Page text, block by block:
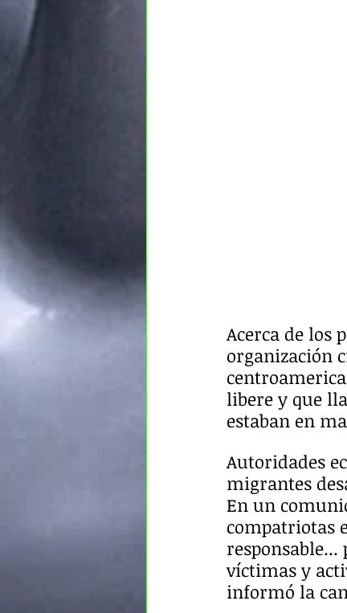
Acerca de los
organización
libere y que
estaban en
Autoridades
migrantes
En un
compatriotas
víctimas y
informó la